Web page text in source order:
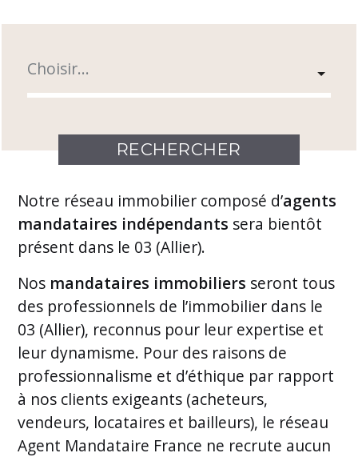
Notre réseau immobilier composé d’agents
mandataires indépendants sera bientôt
présent dans le 03 (Allier).
Nos mandataires immobiliers seront tous
des professionnels de l’immobilier dans le
03 (Allier), reconnus pour leur expertise et
leur dynamisme. Pour des raisons de
professionnalisme et d’éthique par rapport
à nos clients exigeants (acheteurs,
vendeurs, locataires et bailleurs), le réseau
Agent Mandataire France ne recrute aucun